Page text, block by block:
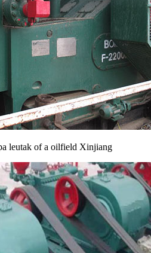
leutak of a oilfield Xinjiang